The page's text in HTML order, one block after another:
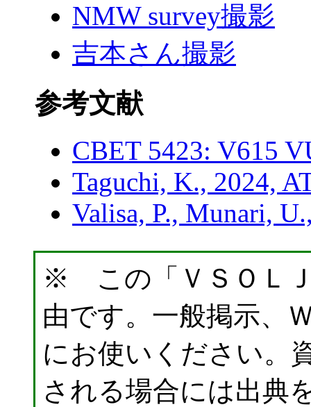
NMW survey撮影
吉本さん撮影
参考文献
CBET 5423: V615
Taguchi, K., 2024,
Valisa, P., Munari,
※ この「ＶＳＯＬ
由です。一般掲示、
にお使いください。
される場合には出典